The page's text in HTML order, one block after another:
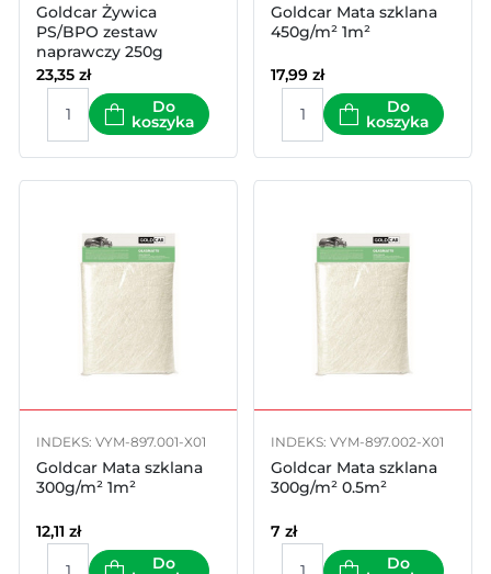
Goldcar Żywica
PS/BPO zestaw
naprawczy 250g
23,35 zł
Do
koszyka
Goldcar Mata szklana
450g/m² 1m²
17,99 zł
Do
koszyka
INDEKS: VYM-897.001-X01
Goldcar Mata szklana
300g/m² 1m²
12,11 zł
Do
INDEKS: VYM-897.002-X01
Goldcar Mata szklana
300g/m² 0.5m²
7 zł
Do